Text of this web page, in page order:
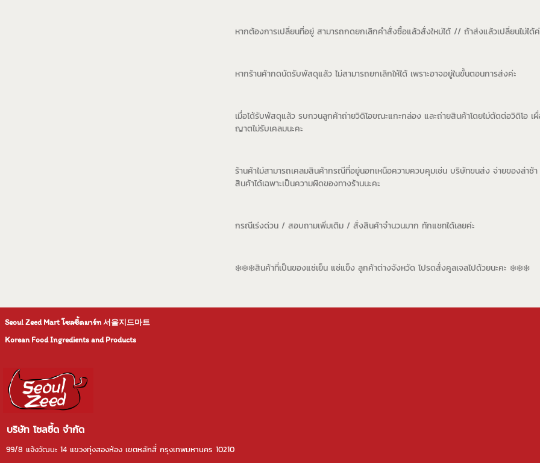
หากต้องการเปลี่ยนที่อยู่ สามารถกดยกเลิกคำสั่งซื้อแล้วสั่งใหม่ได้ // ถ้าส่งแล้วเปลี่ยนไม่ได้ค่
หากร้านค้ากดนัดรับพัสดุแล้ว ไม่สามารถยกเลิกให้ได้ เพราะอาจอยู่ในขั้นตอนการส่งค่ะ
เมื่อได้รับพัสดุแล้ว รบกวนลูกค้าถ่ายวิดิโอขณะแกะกล่อง และถ่ายสินค้าโดยไม่ตัดต่อวิดิโอ
ญาตไม่รับเคลมนะคะ
ร้านค้าไม่สามารถเคลมสินค้ากรณีที่อยู่นอกเหนือความควบคุมเช่น บริษัทขนส่ง จ่ายของล่า
สินค้าได้เฉพาะเป็นความผิดของทางร้านนะคะ
กรณีเร่งด่วน / สอบถามเพิ่มเติม / สั่งสินค้าจำนวนมาก ทักแชทได้เลยค่ะ
❄️❄️❄️สินค้าที่เป็นของแช่เย็น แช่แข็ง ลูกค้าต่างจังหวัด โปรดสั่งคูลเจลไปด้วยนะคะ ❄️❄️❄️
Seoul Zeed Mart โซลซี้ดมาร์ท서울지드마트
Korean Food Ingredients and Products
บริษัท โซลซี้ด จำกัด
99/8 แจ้งวัฒนะ 14 แขวงทุ่งสองห้อง เขตหลักสี่ กรุงเทพมหานคร 10210